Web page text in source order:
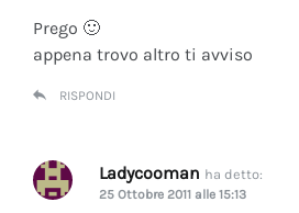
Prego 🙂
appena trovo altro ti avviso
RISPONDI
Ladycooman ha detto:
25 Ottobre 2011 alle 15:13